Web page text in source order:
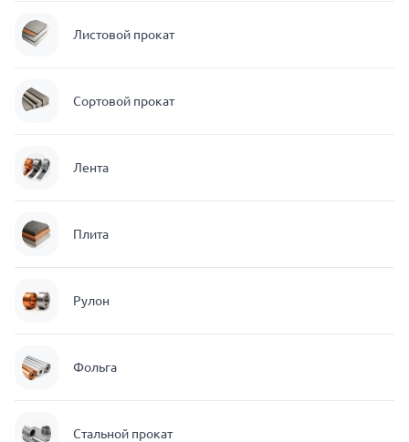
Листовой прокат
Сортовой прокат
Лента
Плита
Рулон
Фольга
Стальной прокат